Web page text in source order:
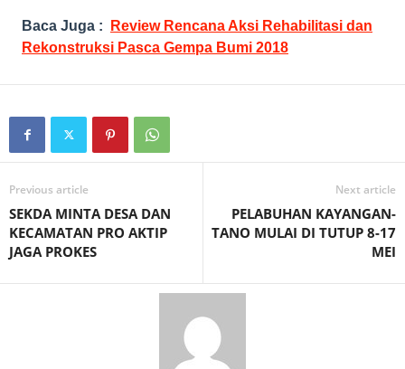
Baca Juga :
Review Rencana Aksi Rehabilitasi dan
Rekonstruksi Pasca Gempa Bumi 2018
Previous article
SEKDA MINTA DESA DAN
KECAMATAN PRO AKTIP
JAGA PROKES
Next article
PELABUHAN KAYANGAN-
TANO MULAI DI TUTUP 8-17
MEI